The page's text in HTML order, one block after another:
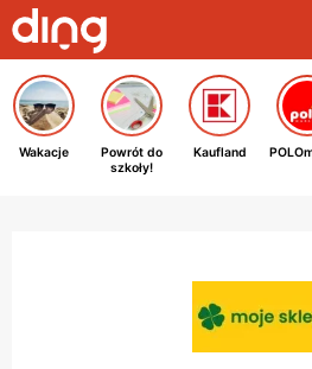
Wakacje
Powrót do
szkoły!
Kaufland